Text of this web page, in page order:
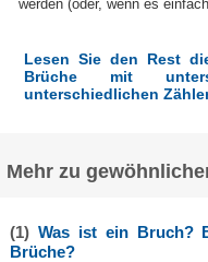
werden (oder, wenn es
Lesen Sie den Rest
Brüche mit
unterschiedlichen
Mehr zu
(1) Was ist ein Bruch?
Brüche?